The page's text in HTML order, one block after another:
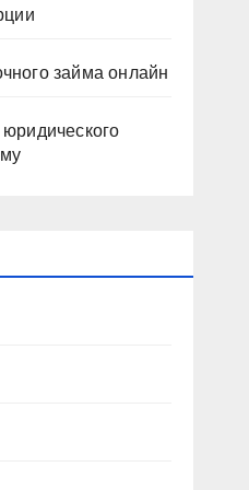
займа онлайн